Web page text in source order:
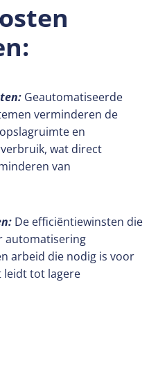
Geautomatiseerde
verminderen de
en
wat direct
van
De efficiëntiewinsten die
automatisering
arbeid die nodig is voor
leidt tot lagere